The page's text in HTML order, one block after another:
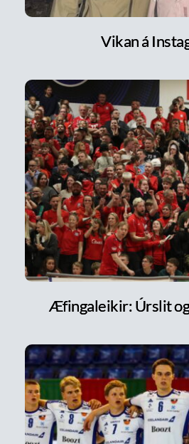
Vikan á
Æfingaleikir: Úrslit